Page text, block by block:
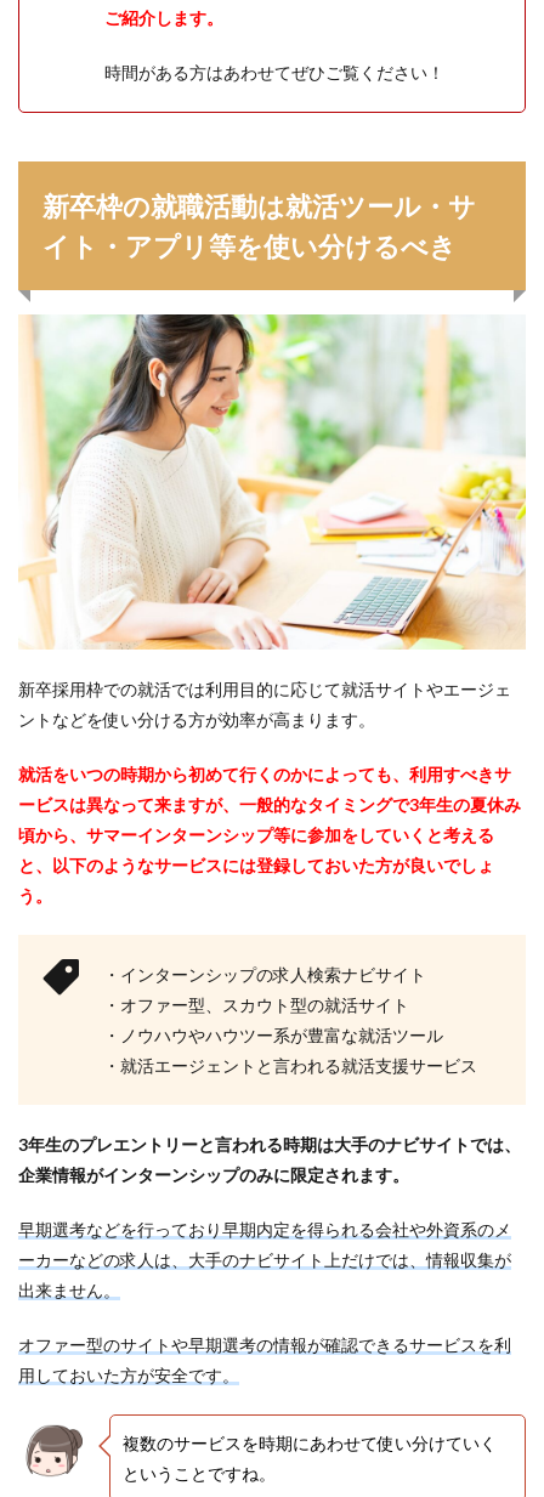
ご紹介します。
時間がある方はあわせてぜひご覧ください！
新卒枠の就職活動は就活ツール・サ
イト・アプリ等を使い分けるべき
新卒採用枠での就活では利用目的に応じて就活サイトやエージェ
ントなどを使い分ける方が効率が高まります。
就活をいつの時期から初めて行くのかによっても、利用すべきサ
ービスは異なって来ますが、一般的なタイミングで3年生の夏休み
頃から、サマーインターンシップ等に参加をしていくと考える
と、以下のようなサービスには登録しておいた方が良いでしょ
う。
・インターンシップの求人検索ナビサイト
・オファー型、スカウト型の就活サイト
・ノウハウやハウツー系が豊富な就活ツール
・就活エージェントと言われる就活支援サービス
3年生のプレエントリーと言われる時期は大手のナビサイトでは、
企業情報がインターンシップのみに限定されます。
早期選考などを行っており早期内定を得られる会社や外資系のメ
ーカーなどの求人は、大手のナビサイト上だけでは、情報収集が
出来ません。
オファー型のサイトや早期選考の情報が確認できるサービスを利
用しておいた方が安全です。
複数のサービスを時期にあわせて使い分けていく
ということですね。